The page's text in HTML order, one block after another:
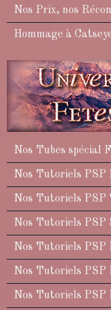
Nos Prix, nos
Hommage à
Nos Tubes spécial
Nos Tutoriels PSP
Nos Tutoriels PSP
Nos Tutoriels PSP
Nos Tutoriels PSP
Nos Tutoriels PSP
Nos Tutoriels PSP